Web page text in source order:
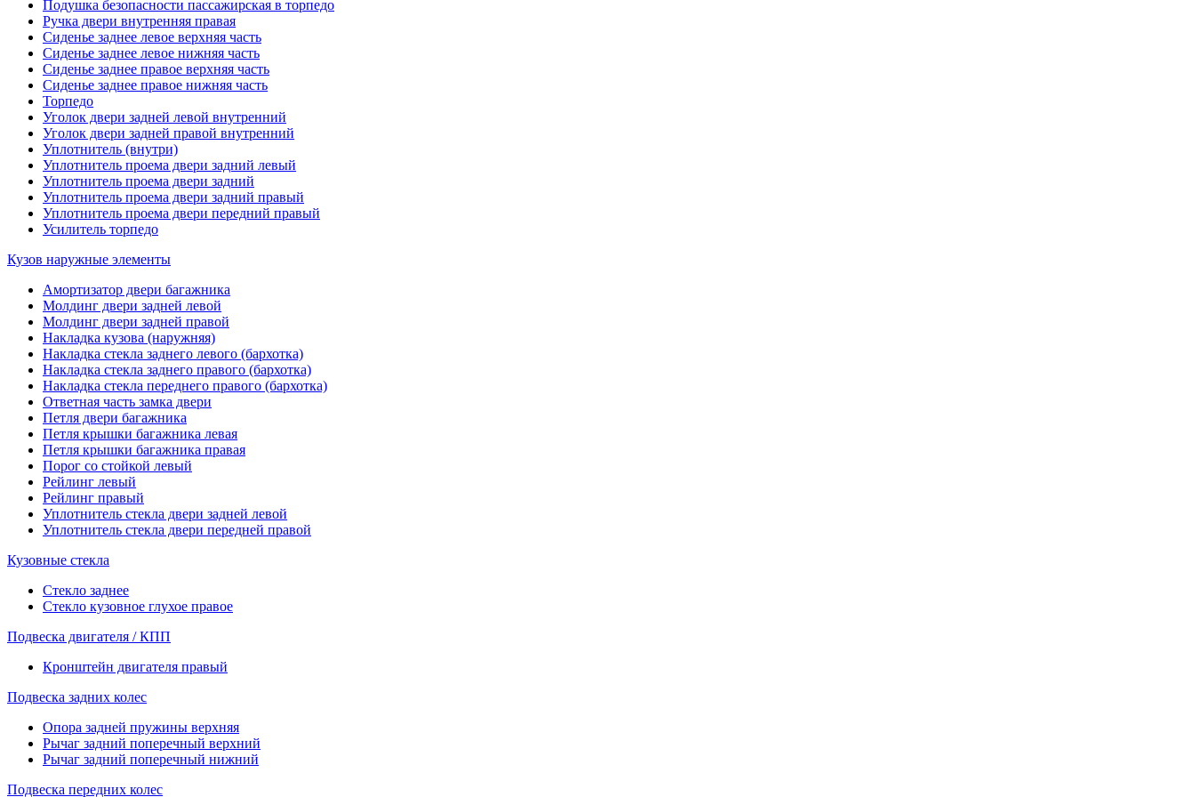
Подушка безопасности пассажирская в торпедо
Ручка двери внутренняя правая
Сиденье заднее левое верхняя часть
Сиденье заднее левое нижняя часть
Сиденье заднее правое верхняя часть
Сиденье заднее правое нижняя часть
Торпедо
Уголок двери задней левой внутренний
Уголок двери задней правой внутренний
Уплотнитель (внутри)
Уплотнитель проема двери задний левый
Уплотнитель проема двери задний
Уплотнитель проема двери задний правый
Уплотнитель проема двери передний правый
Усилитель торпедо
Кузов наружные элементы
Амортизатор двери багажника
Молдинг двери задней левой
Молдинг двери задней правой
Накладка кузова (наружняя)
Накладка стекла заднего левого (бархотка)
Накладка стекла заднего правого (бархотка)
Накладка стекла переднего правого (бархотка)
Ответная часть замка двери
Петля двери багажника
Петля крышки багажника левая
Петля крышки багажника правая
Порог со стойкой левый
Рейлинг левый
Рейлинг правый
Уплотнитель стекла двери задней левой
Уплотнитель стекла двери передней правой
Кузовные стекла
Стекло заднее
Стекло кузовное глухое правое
Подвеска двигателя / КПП
Кронштейн двигателя правый
Подвеска задних колес
Опора задней пружины верхняя
Рычаг задний поперечный верхний
Рычаг задний поперечный нижний
Подвеска передних колес